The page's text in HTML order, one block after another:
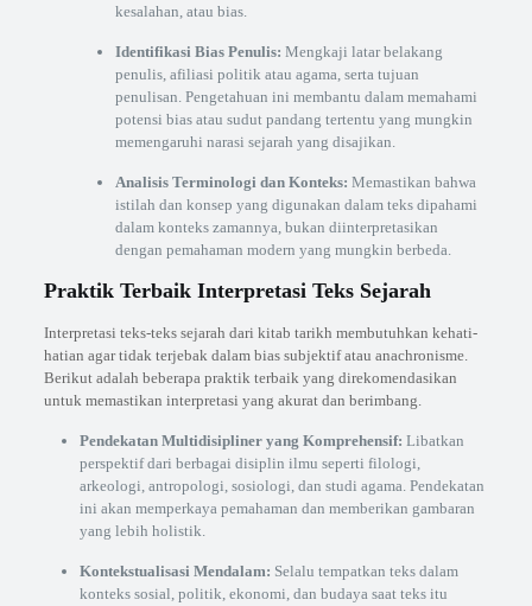
kesalahan, atau bias.
Identifikasi Bias Penulis: Mengkaji latar belakang
penulis, afiliasi politik atau agama, serta tujuan
penulisan. Pengetahuan ini membantu dalam memahami
potensi bias atau sudut pandang tertentu yang mungkin
memengaruhi narasi sejarah yang disajikan.
Analisis Terminologi dan Konteks: Memastikan bahwa
istilah dan konsep yang digunakan dalam teks dipahami
dalam konteks zamannya, bukan diinterpretasikan
dengan pemahaman modern yang mungkin berbeda.
Praktik Terbaik Interpretasi Teks Sejarah
Interpretasi teks-teks sejarah dari kitab tarikh membutuhkan kehati-
hatian agar tidak terjebak dalam bias subjektif atau anachronisme.
Berikut adalah beberapa praktik terbaik yang direkomendasikan
untuk memastikan interpretasi yang akurat dan berimbang.
Pendekatan Multidisipliner yang Komprehensif: Libatkan
perspektif dari berbagai disiplin ilmu seperti filologi,
arkeologi, antropologi, sosiologi, dan studi agama. Pendekatan
ini akan memperkaya pemahaman dan memberikan gambaran
yang lebih holistik.
Kontekstualisasi Mendalam: Selalu tempatkan teks dalam
konteks sosial, politik, ekonomi, dan budaya saat teks itu